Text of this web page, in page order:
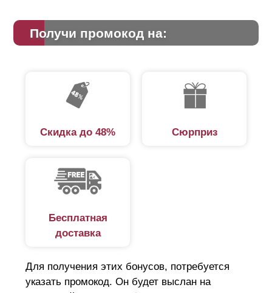
Получи промокод на:
Скидка до 48% Сюрприз
Бесплатная
доставка
Для получения этих бонусов, потребуется
указать промокод. Он будет выслан на